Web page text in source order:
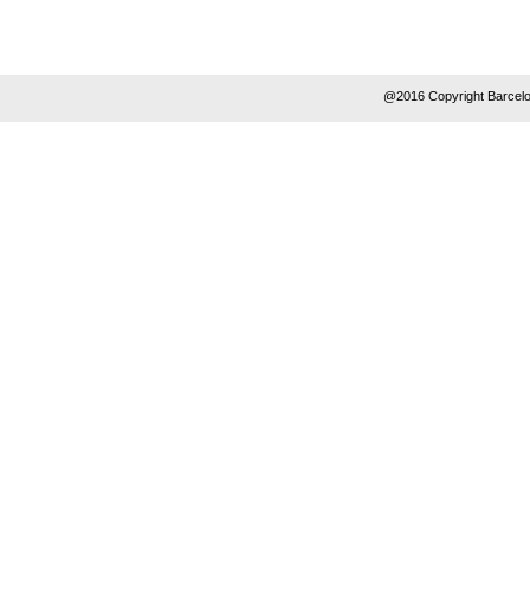
@2016 Copyright